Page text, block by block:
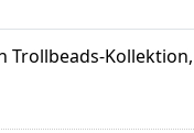
Trollbeads-Kollektion,